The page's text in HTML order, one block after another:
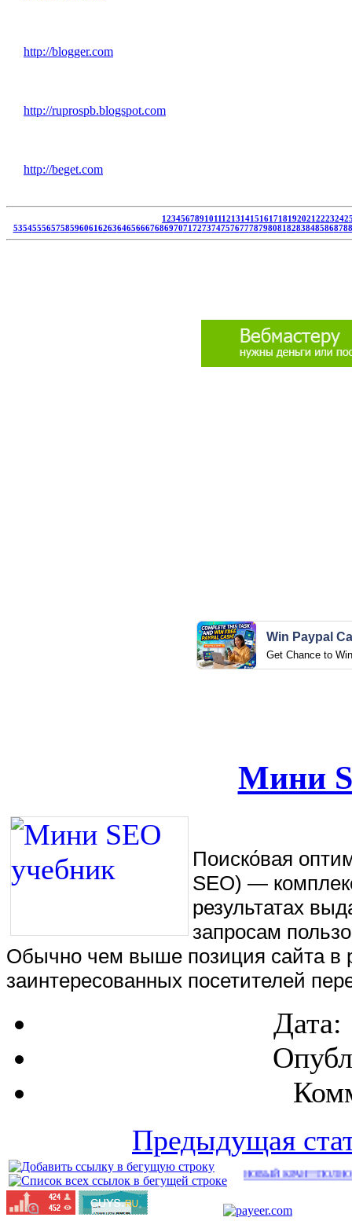
http://blogger.com
http://ruprospb.blogspot.com
http://beget.com
123456789101112131415161718192021222324
535455565758596061626364656667686970717273747576777879808182838485868788
Win Paypal
Get Chance to
Мини
Поиско́вая
SEO) —
результатах
запросам
Обычно чем выше позиция сайта в
заинтересованных посетителей
Дата:
Предыдущая
НОВЫЙ КРАН!!!ПОЛНО РАБОТЫ!!!